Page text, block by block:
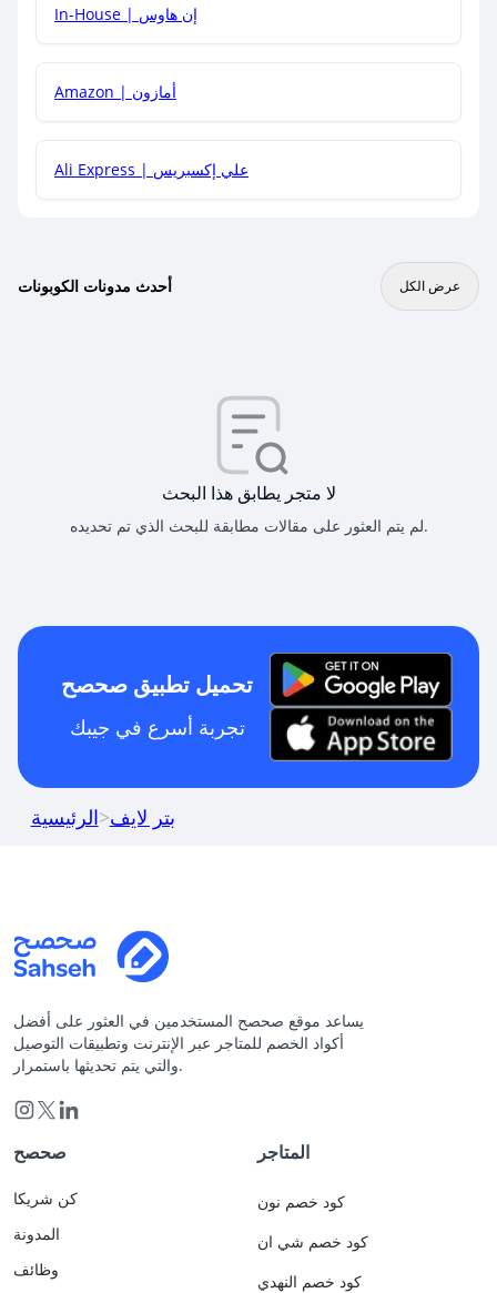
In-House | إن هاوس
Amazon | أمازون
Ali Express | علي إكسبريس
أحدث مدونات الكوبونات عرض الكل
لا متجر يطابق هذا البحث
لم يتم العثور على مقالات مطابقة للبحث الذي تم تحديده.
تحميل تطبيق صحصح
تجربة أسرع في جيبك
الرئيسية>بتر لايف
يساعد موقع صحصح المستخدمين في العثور على أفضل
أكواد الخصم للمتاجر عبر الإنترنت وتطبيقات التوصيل
والتي يتم تحديثها باستمرار.
صحصح
كن شريكا
المدونة
وظائف
المتاجر
كود خصم نون
كود خصم شي ان
كود خصم النهدي